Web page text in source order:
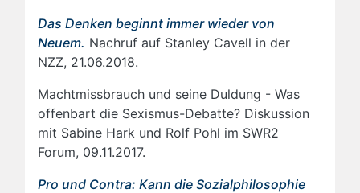
Das Denken beginnt immer wieder von
Neuem. Nachruf auf Stanley Cavell in der
NZZ, 21.06.2018.
Machtmissbrauch und seine Duldung - Was
offenbart die Sexismus-Debatte? Diskussion
mit Sabine Hark und Rolf Pohl im SWR2
Forum, 09.11.2017.
Pro und Contra: Kann die Sozialphilosophie